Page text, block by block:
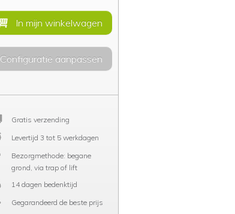
Configuratie aanpassen
Gratis verzending
Levertijd 3 tot 5 werkdagen
Bezorgmethode: begane
grond, via trap of lift
14 dagen bedenktijd
Gegarandeerd de beste prijs